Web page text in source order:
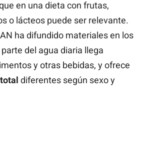
en una dieta con frutas,
o lácteos puede ser relevante.
ha difundido materiales en los
del agua diaria llega
y otras bebidas, y ofrece
diferentes según sexo y